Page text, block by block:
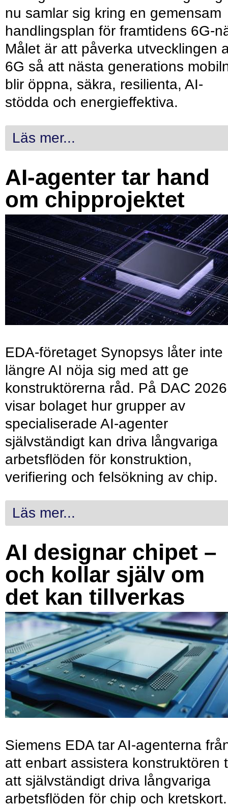
nu samlar sig kring en gemensam
handlingsplan för framtidens 6G-
Målet är att påverka utvecklingen
6G så att nästa generations
blir öppna, säkra, resilienta, AI-
stödda och energieffektiva.
Läs mer...
AI-agenter tar hand
om chipprojektet
EDA-företaget Synopsys låter inte
längre AI nöja sig med att ge
konstruktörerna råd. På DAC 2026
visar bolaget hur grupper av
specialiserade AI-agenter
självständigt kan driva långvariga
arbetsflöden för konstruktion,
verifiering och felsökning av chip.
Läs mer...
AI designar chipet –
och kollar själv om
det kan tillverkas
Siemens EDA tar AI-agenterna
att enbart assistera konstruktören
att självständigt driva långvariga
arbetsflöden för chip och kretskort.